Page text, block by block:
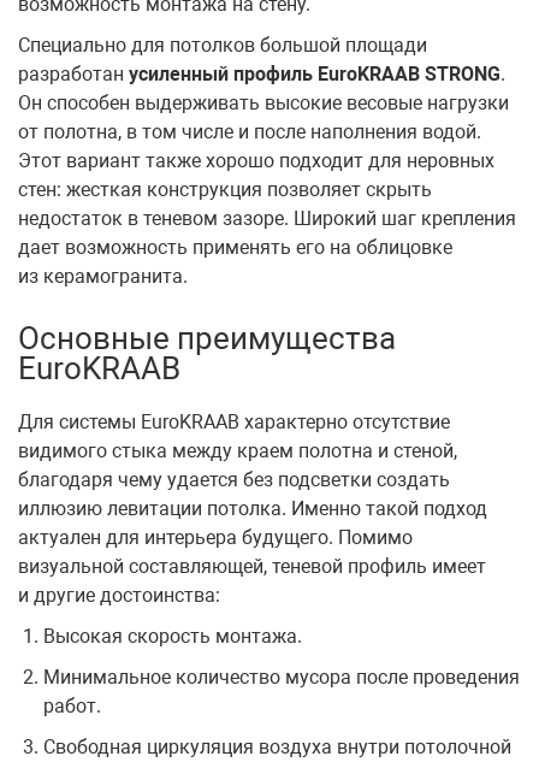
Специально для потолков большой площади
разработан усиленный профиль EuroKRAAB STRONG.
Он способен выдерживать высокие весовые нагрузки
от полотна, в том числе и после наполнения водой.
Этот вариант также хорошо подходит для неровных
стен: жесткая конструкция позволяет скрыть
недостаток в теневом зазоре. Широкий шаг крепления
дает возможность применять его на облицовке
из керамогранита.
Основные преимущества
EuroKRAAB
Для системы EuroKRAAB характерно отсутствие
видимого стыка между краем полотна и стеной,
благодаря чему удается без подсветки создать
иллюзию левитации потолка. Именно такой подход
актуален для интерьера будущего. Помимо
визуальной составляющей, теневой профиль имеет
и другие достоинства:
Высокая скорость монтажа.
Минимальное количество мусора после проведения
работ.
Свободная циркуляция воздуха внутри потолочной